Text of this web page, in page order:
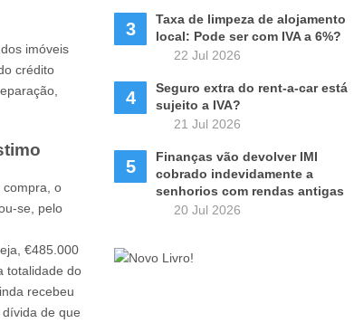
imóveis
crédito
compra, o
se, pelo
€485.000
totalidade do
recebeu
de que
3
Taxa de limpeza de alojamento
local: Pode ser com IVA a 6%?
22 Jul 2026
4
Seguro extra do rent-a-car está
sujeito a IVA?
21 Jul 2026
5
Finanças vão devolver IMI
cobrado indevidamente a
senhorios com rendas antigas
20 Jul 2026